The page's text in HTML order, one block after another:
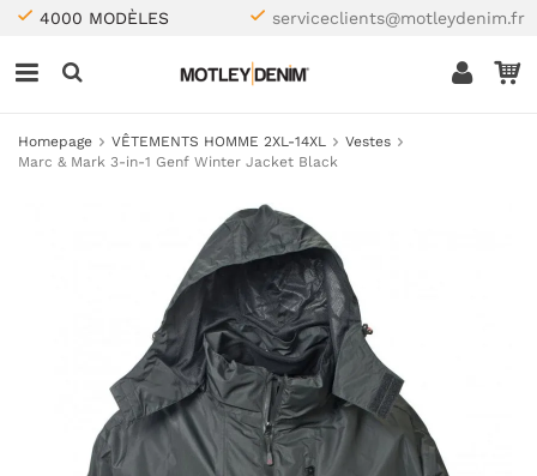
4000 MODÈLES serviceclients@motleydenim.fr
Homepage VÊTEMENTS HOMME 2XL-14XL
Vestes
Marc & Mark 3-in-1 Genf Winter Jacket Black